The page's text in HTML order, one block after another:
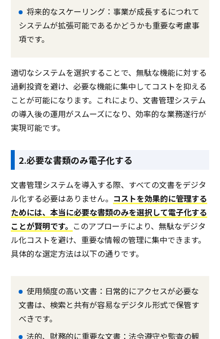
将来的なスケーリング：事業が成長するにつれて
システムが拡張可能であるかどうかも重要な考慮事
項です。
適切なシステムを選択することで、無駄な機能に対する
過剰投資を避け、必要な機能に集中してコストを抑える
ことが可能になります。これにより、文書管理システム
の導入後の運用がスムーズになり、効率的な業務遂行が
実現可能です。
2.必要な書類のみ電子化する
文書管理システムを導入する際、すべての文書をデジタ
ル化する必要はありません。 コストを効果的に管理する
ためには、本当に必要な書類のみを選択して電子化する
ことが賢明です。 このアプローチにより、無駄なデジタ
ル化コストを避け、重要な情報の管理に集中できます。
具体的な選定方法は以下の通りです。
使用頻度の高い文書：日常的にアクセスが必要な
文書は、検索と共有が容易なデジタル形式で保管す
べきです。
法的、財務的に重要な文書：法令遵守や監査の観